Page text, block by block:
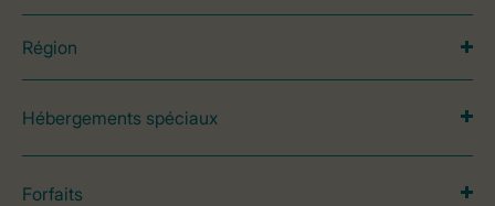
Région
Hébergements spéciaux
Forfaits